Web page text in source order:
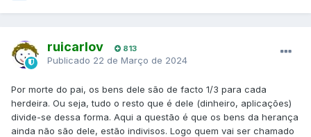
ruicarlov 813
Publicado 22 de Março de 2024
Por morte do pai, os bens dele são de facto 1/3 para cada
herdeira. Ou seja, tudo o resto que é dele (dinheiro, aplicações)
divide-se dessa forma. Aqui a questão é que os bens da herança
ainda não são dele, estão indivisos. Logo quem vai ser chamado